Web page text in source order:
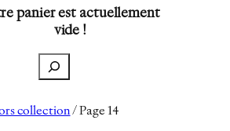
panier est actuellement
vide !
Recherche
collection/ Page 14